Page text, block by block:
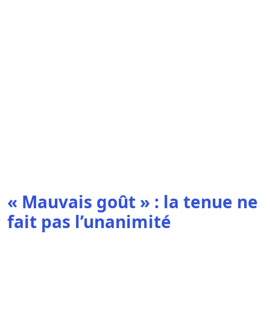
« Mauvais goût » : la tenue ne
fait pas l’unanimité